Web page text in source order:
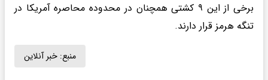
برخی از این ۹ کشتی همچنان در محدوده محاصره آمریکا در
تنگه هرمز قرار دارند.
منبع: خبر آنلاین